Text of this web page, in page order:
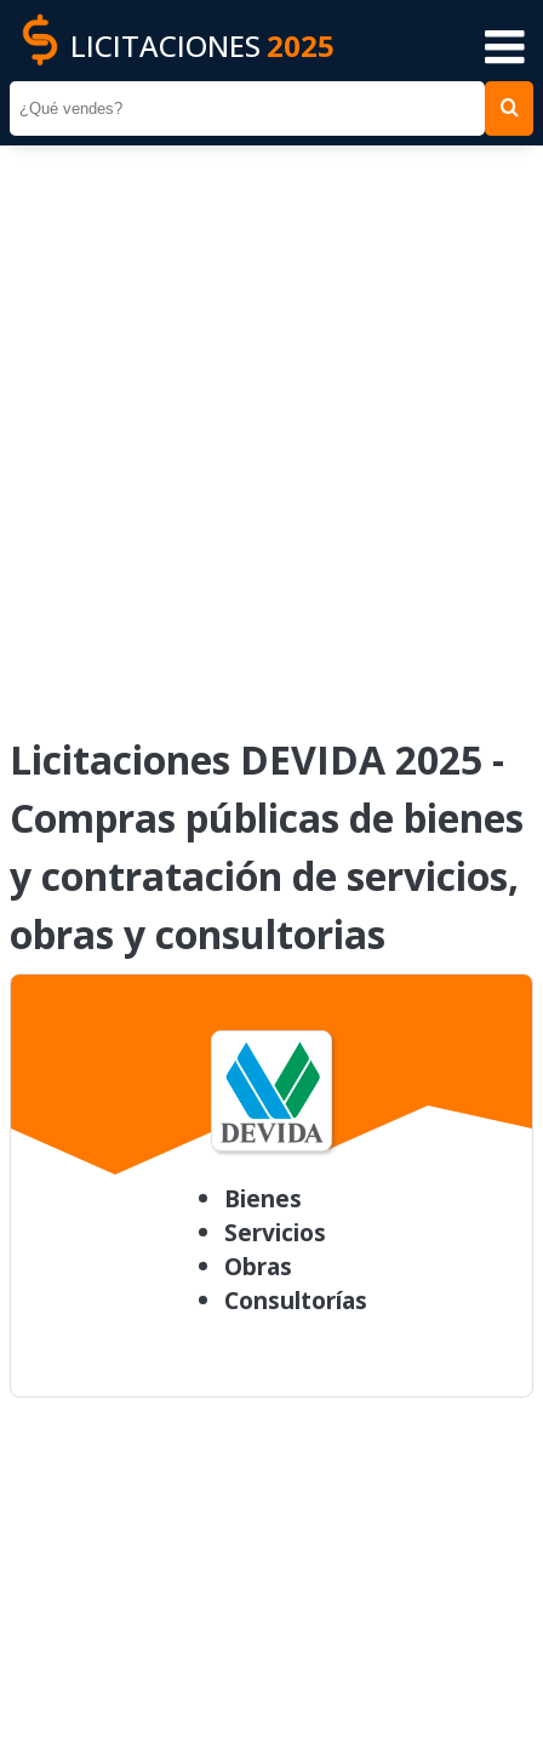
LICITACIONES 2025
Licitaciones DEVIDA 2025 -
Compras públicas de bienes
y contratación de servicios,
obras y consultorias
Bienes
Servicios
Obras
Consultorías